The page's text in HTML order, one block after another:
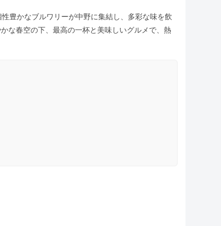
豊かなブルワリーが中野に集結し、多彩な味を飲
な春空の下、最高の一杯と美味しいグルメで、熱